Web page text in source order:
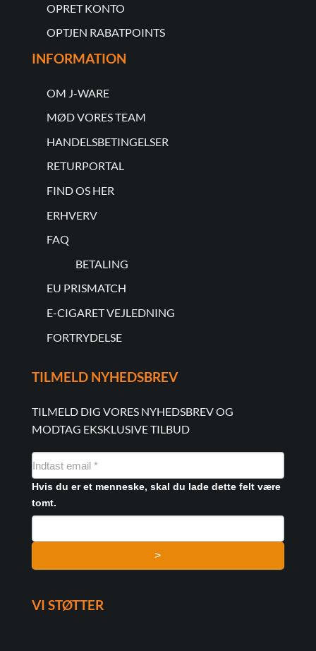
OPRET KONTO
OPTJEN RABATPOINTS
INFORMATION
OM J-WARE
MØD VORES TEAM
HANDELSBETINGELSER
RETURPORTAL
FIND OS HER
ERHVERV
FAQ
BETALING
EU PRISMATCH
E-CIGARET VEJLEDNING
FORTRYDELSE
TILMELD NYHEDSBREV
TILMELD DIG VORES NYHEDSBREV OG
MODTAG EKSKLUSIVE TILBUD
NYHEDSMAIL
FORMULAR
Hvis du er et menneske, skal du lade dette felt være
tomt.
>
VI STØTTER